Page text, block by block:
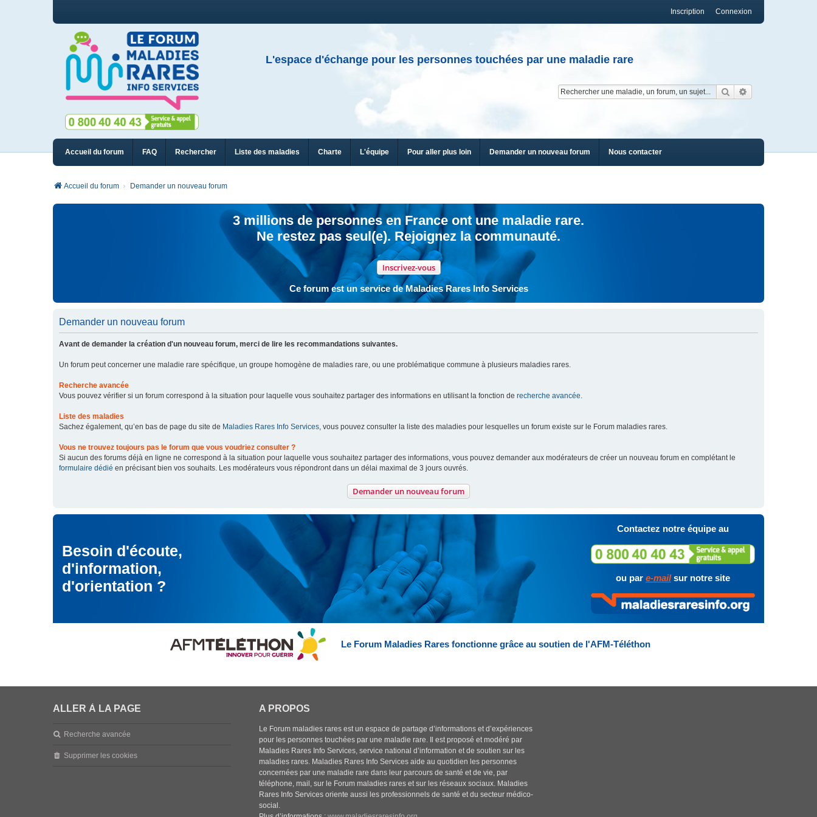
Connexion
Inscription
L'espace d'échange pour les personnes touchées par une maladie rare
Rechercher
Accueil du forum FAQ Rechercher Liste des maladies Charte L'équipe Pour aller plus loin Demander un nouveau forum Nous contacter
Accueil du forum Demander un nouveau forum
3 millions de personnes en France ont une maladie rare.
Ne restez pas seul(e). Rejoignez la communauté.
Inscrivez-vous
Ce forum est un service de Maladies Rares Info Services
Demander un nouveau forum
Avant de demander la création d'un nouveau forum, merci de lire les recommandations suivantes.
Un forum peut concerner une maladie rare spécifique, un groupe homogène de maladies rare, ou une problématique commune à plusieurs maladies rares.
Recherche avancée
Vous pouvez vérifier si un forum correspond à la situation pour laquelle vous souhaitez partager des informations en utilisant la fonction de recherche avancée.
Liste des maladies
Sachez également, qu’en bas de page du site de Maladies Rares Info Services, vous pouvez consulter la liste des maladies pour lesquelles un forum existe sur le Forum maladies rares.
Vous ne trouvez toujours pas le forum que vous voudriez consulter ?
Si aucun des forums déjà en ligne ne correspond à la situation pour laquelle vous souhaitez partager des informations, vous pouvez demander aux modérateurs de créer un nouveau forum en complétant le
formulaire dédié en précisant bien vos souhaits. Les modérateurs vous répondront dans un délai maximal de 3 jours ouvrés.
Demander un nouveau forum
Besoin d'écoute,
d'information,
d'orientation ?
Contactez notre équipe au
ou par e-mailsur notre site
Le Forum Maladies Rares fonctionne grâce au soutien de l'AFM-Téléthon
ALLER À LA PAGE
Recherche avancée
Supprimer les cookies
A PROPOS
Le Forum maladies rares est un espace de partage d’informations et d’expériences
pour les personnes touchées par une maladie rare. Il est proposé et modéré par
Maladies Rares Info Services, service national d’information et de soutien sur les
maladies rares. Maladies Rares Info Services aide au quotidien les personnes
concernées par une maladie rare dans leur parcours de santé et de vie, par
téléphone, mail, sur le Forum maladies rares et sur les réseaux sociaux. Maladies
Rares Info Services oriente aussi les professionnels de santé et du secteur médico-
social.